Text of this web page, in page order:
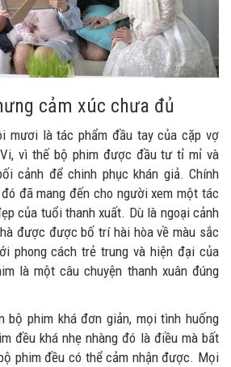
cảm xúc chưa đủ
mươi là tác phẩm đầu tay của cặp vợ
vì thế bộ phim được đầu tư tỉ mỉ và
cảnh để chinh phục khán giả. Chính
đã mang đến cho người xem một tác
của tuổi thanh xuất. Dù là ngoại cảnh
được được bố trí hài hòa về màu sắc
phong cách trẻ trung và hiện đại của
là một câu chuyện thanh xuân đúng
bộ phim khá đơn giản, mọi tình huống
đều khá nhẹ nhàng đó là điều mà bất
phim đều có thể cảm nhận được. Mọi